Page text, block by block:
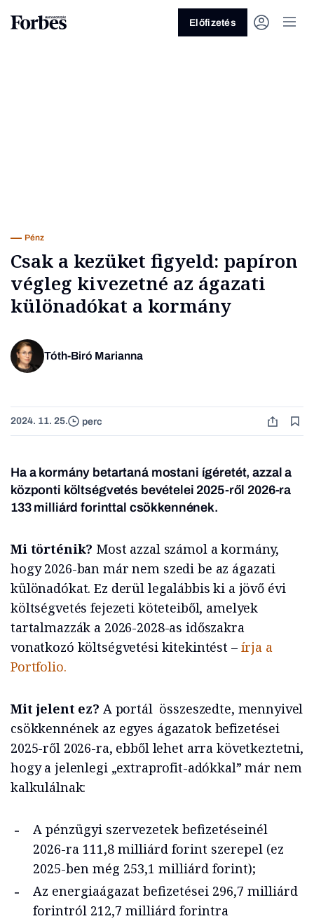
Előfizetés
Pénz
Csak a kezüket figyeld: papíron
végleg kivezetné az ágazati
különadókat a kormány
Tóth-Biró Marianna
2024. 11. 25. perc
Ha a kormány betartaná mostani ígéretét, azzal a
központi költségvetés bevételei 2025-ről 2026-ra
133 milliárd forinttal csökkennének.
Mi történik? Most azzal számol a kormány,
hogy 2026-ban már nem szedi be az ágazati
különadókat. Ez derül legalábbis ki a jövő évi
költségvetés fejezeti köteteiből, amelyek
tartalmazzák a 2026-2028-as időszakra
vonatkozó költségvetési kitekintést – írja a
Portfolio.
Mit jelent ez? A portál összeszedte, mennyivel
csökkennének az egyes ágazatok befizetései
2025-ről 2026-ra, ebből lehet arra következtetni,
hogy a jelenlegi „extraprofit-adókkal” már nem
kalkulálnak:
A pénzügyi szervezetek befizetéseinél
2026-ra 111,8 milliárd forint szerepel (ez
2025-ben még 253,1 milliárd forint);
Az energiaágazat befizetései 296,7 milliárd
forintról 212,7 milliárd forintra